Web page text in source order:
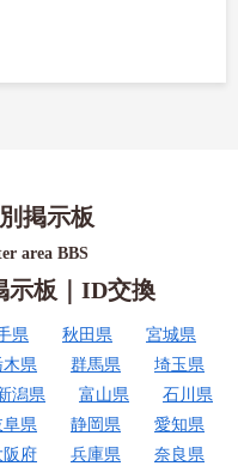
掲示板
area BBS
示板｜ID交換
県 秋田県
宮城県
木県 群馬県
埼玉県
潟県 富山県
石川県
阜県 静岡県
愛知県
阪府 兵庫県 奈良県